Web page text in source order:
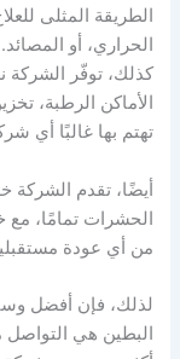
الطريقة المثلى
الحراري، أو المصائد.
كذلك، توفّر
الأماكن الرطبة،
تهتم بها غالبًا أي
أيضًا، تقدم الشركة
الحشرات تمامًا،
من أي عودة
لذلك، فإن أفضل
البطين هي التواصل